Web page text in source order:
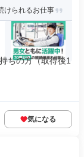
けられるお仕事
ちの方（取得後1
気になる